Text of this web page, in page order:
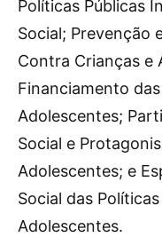
Políticas Públicas
Social; Prevenção
Contra Crianças e
Financiamento
Adolescentes;
Social e
Adolescentes; e
Social das
Adolescentes.